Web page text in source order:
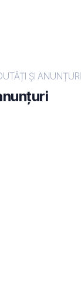
ȘI ANUNȚURI